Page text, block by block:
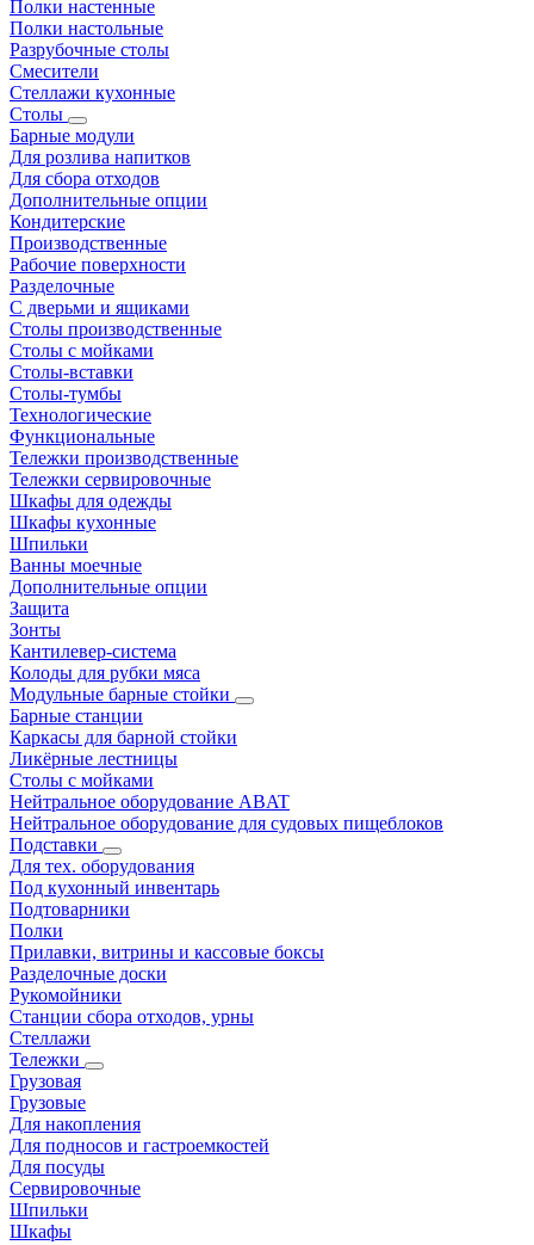
Полки настенные
Полки настольные
Разрубочные столы
Смесители
Стеллажи кухонные
Столы
Барные модули
Для розлива напитков
Для сбора отходов
Дополнительные опции
Кондитерские
Производственные
Рабочие поверхности
Разделочные
С дверьми и ящиками
Столы производственные
Столы с мойками
Столы-вставки
Столы-тумбы
Технологические
Функциональные
Тележки производственные
Тележки сервировочные
Шкафы для одежды
Шкафы кухонные
Шпильки
Ванны моечные
Дополнительные опции
Защита
Зонты
Кантилевер-система
Колоды для рубки мяса
Модульные барные стойки
Барные станции
Каркасы для барной стойки
Ликёрные лестницы
Столы с мойками
Нейтральное оборудование ABAT
Нейтральное оборудование для судовых пищеблоков
Подставки
Для тех. оборудования
Под кухонный инвентарь
Подтоварники
Полки
Прилавки, витрины и кассовые боксы
Разделочные доски
Рукомойники
Станции сбора отходов, урны
Стеллажи
Тележки
Грузовая
Грузовые
Для накопления
Для подносов и гастроемкостей
Для посуды
Сервировочные
Шпильки
Шкафы